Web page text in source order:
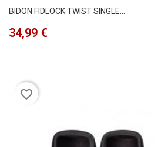
BIDON FIDLOCK TWIST SINGLE...
Precio
34,99 €
favorite_border